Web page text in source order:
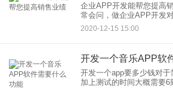
企业APP开发能帮您提
常会问，做企业APP开发
站不就行了，其实大家有
这里向大家说下关于企业
2020-12-15 15:00
开发一个音乐APP软
开发一个app要多少钱对
加上测试的时间大概需要6